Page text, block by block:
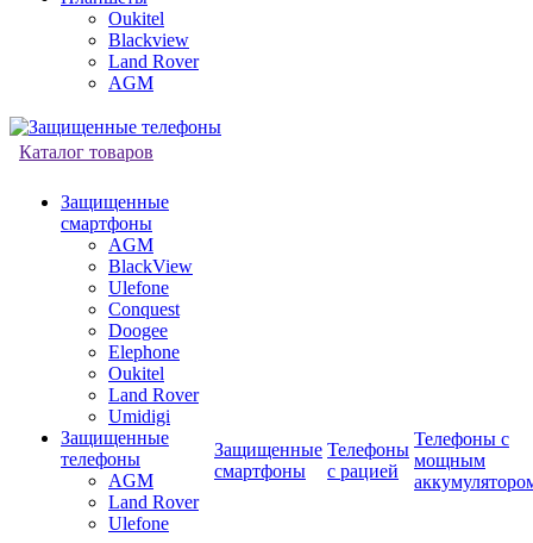
Oukitel
Blackview
Land Rover
AGM
Каталог товаров
Защищенные
смартфоны
AGM
BlackView
Ulefone
Conquest
Doogee
Elephone
Oukitel
Land Rover
Umidigi
Защищенные
телефоны
AGM
Land Rover
Ulefone
Защищенные
смартфоны
Телефоны
с рацией
Телефоны с
мощным